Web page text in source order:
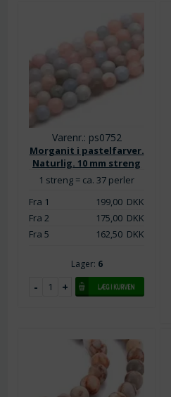
Varenr.: ps0752
Morganit i pastelfarver.
Naturlig. 10 mm streng
1 streng = ca. 37 perler
Fra 1
199,00DKK
Fra 2
175,00DKK
Fra 5
162,50DKK
Lager: 6